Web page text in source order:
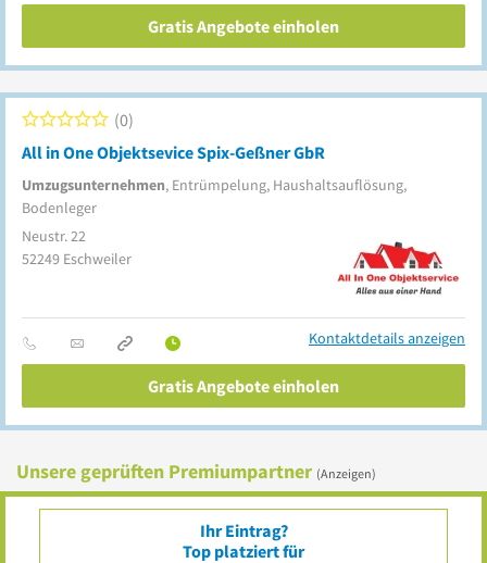
Gratis Angebote einholen
All in One Objektsevice Spix-Geßner GbR
Umzugsunternehmen, Entrümpelung, Haushaltsauflösung,
Bodenleger
0
Neustr. 22
52249 Eschweiler
Kontaktdetails anzeigen
Gratis Angebote einholen
Unsere geprüften Premiumpartner (Anzeigen)
Ihr Eintrag?
Top platziert für